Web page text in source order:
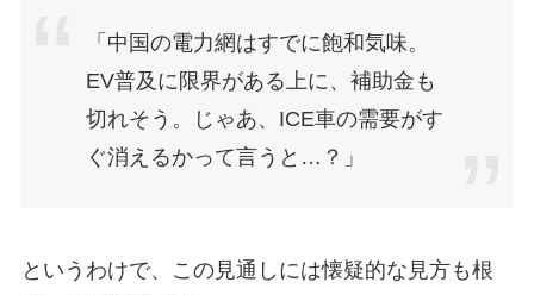
「中国の電力網はすでに飽和気味。
EV普及に限界がある上に、補助金も
切れそう。じゃあ、ICE車の需要がす
ぐ消えるかって言うと…？」
というわけで、この見通しには懐疑的な見方も根